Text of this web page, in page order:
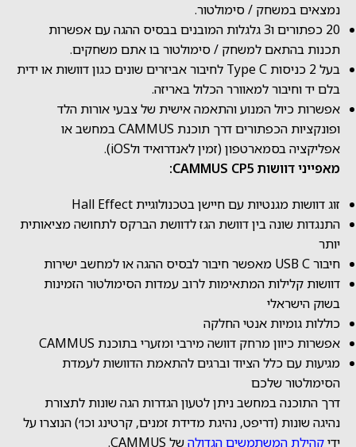
נמצאים במשחק / סימולטור.
20 כפתורים ו3 גלגלות המובנים בבסיס ההגה עם אפשרות
תכנות בהתאם למשחק / סימולטור בו אתם משחקים.
בעל 2 כניסות Type C לחיבור אביזרים שונים כגון דוושות או ידית
בלם יד וחיבור למאוורר הכלול באריזה.
אפשרות כיול המנוע והתאמה אישית של צבעי אורות הלד
ופונקציות הכפתורים דרך תוכנת CAMMUS במחשב או
אפליקציה בסמארטפון (זמין לאנדרואיד ולiOS).
מאפייני דוושות CAMMUS CP5:
זוג דוושות מגנטיות עם חיישן בטכנולוגיית Hall Effect
התנגדות שונה בין דוושת הגז לדוושת הברקס לתחושה מציאותית
יותר
חיבור USB C מאפשר חיבור לבסיס ההגה או למחשב ישירות
דוושות קלילות המתאימות לרוב עמדות הסימולטור הזמינות
בשוק הישראלי
כוללות גומיות אנטי החלקה
אפשרות כיוון מרחק דוושה מירבי ומזערי בתוכנת CAMMUS
מגיעות עם כלל הציוד וברגים להתאמת הדוושות לעמדת
הסימולטור שלכם
דרך התוכנה במחשב ניתן לטעון הגדרות הגה שונות לתצורת
נהיגה שונות (דריפט, נהיגת מדידת זמנים, קרטינג וכו׳) הנוצרו על
ידיקהילת המשתמשים הגדולהשל CAMMUS.